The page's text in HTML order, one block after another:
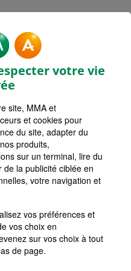
Gard (30)
votre vie
site, MMA et
et cookies pour
du site, adapter du
produits,
sur un terminal, lire du
la publicité ciblée en
votre navigation et
vos préférences et
vos choix en
sur vos choix à tout
de page.